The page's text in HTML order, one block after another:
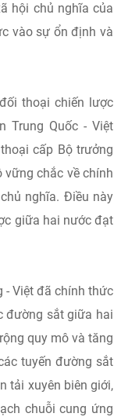
hội chủ nghĩa của
vào sự ổn định và
thoại chiến lược
Trung Quốc - Việt
cấp Bộ trưởng
vững chắc về chính
nghĩa. Điều này
giữa hai nước đạt
- Việt đã chính thức
đường sắt giữa hai
quy mô và tăng
tuyến đường sắt
tải xuyên biên giới,
chuỗi cung ứng